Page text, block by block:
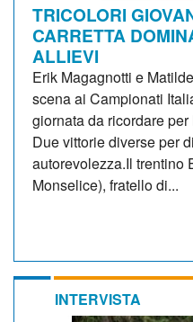
TRICOLORI
CARRETTA
ALLIEVI
Erik Magagnotti e
scena ai Campionati
giornata da ricordare
Due vittorie diverse per
autorevolezza.Il trentino
Monselice), fratello di...
INTERVISTA